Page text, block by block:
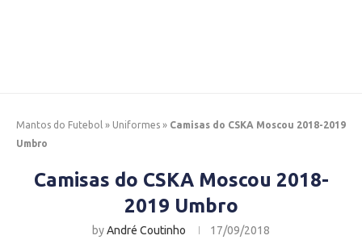
Mantos do Futebol » Uniformes » Camisas do CSKA Moscou 2018-2019
Umbro
Camisas do CSKA Moscou 2018-
2019 Umbro
byAndré Coutinho 17/09/2018